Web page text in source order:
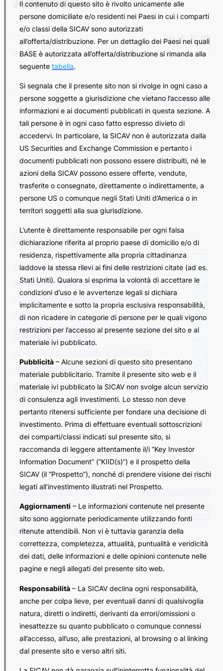
Il contenuto di questo sito è rivolto unicamente alle
persone domiciliate e/o residenti nei Paesi in cui i comparti
e/o classi della SICAV sono autorizzati
all’offerta/distribuzione. Per un dettaglio dei Paesi nei quali
BASE è autorizzata all’offerta/distribuzione si rimanda alla
seguentetabella.
Si segnala che il presente sito non si rivolge in ogni caso a
persone soggette a giurisdizione che vietano l’accesso alle
informazioni e ai documenti pubblicati in questa sezione. A
tali persone è in ogni caso fatto espresso divieto di
accedervi. In particolare, la SICAV non è autorizzata dalla
US Securities and Exchange Commission e pertanto i
documenti pubblicati non possono essere distribuiti, né le
azioni della SICAV possono essere offerte, vendute,
trasferite o consegnate, direttamente o indirettamente, a
persone US o comunque negli Stati Uniti d’America o in
territori soggetti alla sua giurisdizione.
L’utente è direttamente responsabile per ogni falsa
dichiarazione riferita al proprio paese di domicilio e/o di
residenza, rispettivamente alla propria cittadinanza
laddove la stessa rilevi ai fini delle restrizioni citate (ad es.
Stati Uniti). Qualora si esprima la volontà di accettare le
condizioni d’uso e le avvertenze legali si dichiara
implicitamente e sotto la propria esclusiva responsabilità,
di non ricadere in categorie di persone per le quali vigono
restrizioni per l’accesso al presente sezione del sito e al
materiale ivi pubblicato.
Pubblicità– Alcune sezioni di questo sito presentano
materiale pubblicitario. Tramite il presente sito web e il
materiale ivi pubblicato la SICAV non svolge alcun servizio
di consulenza agli investimenti. Lo stesso non deve
pertanto ritenersi sufficiente per fondare una decisione di
investimento. Prima di effettuare eventuali sottoscrizioni
dei comparti/classi indicati sul presente sito, si
raccomanda di leggere attentamente il/i “Key Investor
Information Document” (“KIID(s)”) e il prospetto della
SICAV (il “Prospetto”), nonché di prendere visione dei rischi
legati all’investimento illustrati nel Prospetto.
Aggiornamenti– Le informazioni contenute nel presente
sito sono aggiornate periodicamente utilizzando fonti
ritenute attendibili. Non vi è tuttavia garanzia della
correttezza, completezza, attualità, puntualità e veridicità
dei dati, delle informazioni e delle opinioni contenute nelle
pagine e negli allegati del presente sito web.
Responsabilità– La SICAV declina ogni responsabilità,
anche per colpa lieve, per eventuali danni di qualsivoglia
natura, diretti o indiretti, derivanti da errori/omissioni o
inesattezze su quanto pubblicato o comunque connessi
all’accesso, all’uso, alle prestazioni, al browsing o al linking
dal presente sito e verso altri siti.
19 GIU 2015
Pages:
Scarica il PDF
Caricamento…
Vedi anche:
Avviso agli Azionisti Modifiche al Prospetto
Avviso agli Azionisti Modifiche al Prospetto
Verbale Assemblea Generale Straordinaria
Avviso agli Azionisti Modifiche al Prospetto
Avviso agli Azionisti Convocazione Assemblea
Generale Straordinaria
Verbale Assemblea Generale Straordinaria
Avviso agli Azionisti Assemblea Straordinaria Banca
Sella
PREVIOUS PUBLICATION
Avviso agli Azionisti
Assemblea Generale Banca
Sella
NEXT PUBLICATION
Verbale Assemblea Generale
Annuale 2015